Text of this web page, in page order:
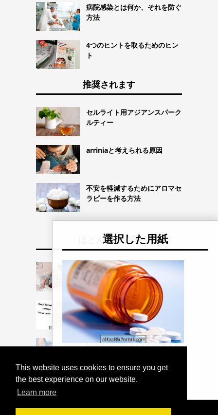
This website uses cookies to ensure you get
the best experience on our website.
Learn more
選択した用紙
病院感染とは何か、それを防ぐ
方法
4つのヒントを取るためのヒン
ト
推奨されます
セルライト用アジアンスパーク
ルティー
arriniaと考えられる原因
不安を軽減するためにアロマセ
ラピーを作る方法
ほとんどの訪問
褥瘡：それが何であるか、段階
とケア
隠れた脊椎二分脊椎
Criofrequency：それが何であ
か、そしてそれがどのように機